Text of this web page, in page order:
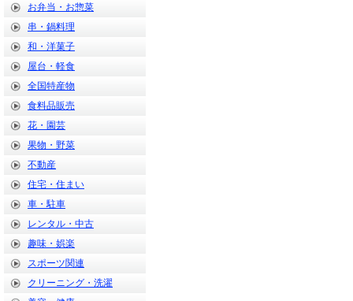
お弁当・お惣菜
串・鍋料理
和・洋菓子
屋台・軽食
全国特産物
食料品販売
花・園芸
果物・野菜
不動産
住宅・住まい
車・駐車
レンタル・中古
趣味・娯楽
スポーツ関連
クリーニング・洗濯